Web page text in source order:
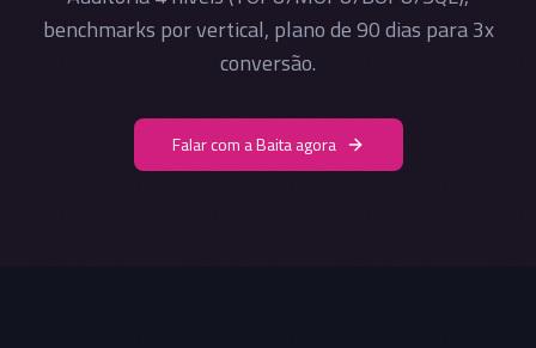
benchmarks por vertical, plano de 90 dias para 3x
conversão.
Falar com a Baita agora